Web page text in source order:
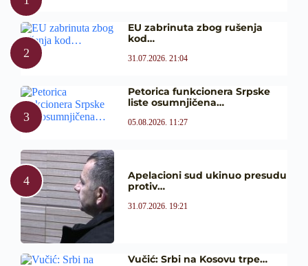
EU zabrinuta zbog rušenja
kod…
31.07.2026. 21:04
Petorica funkcionera Srpske
liste osumnjičena…
05.08.2026. 11:27
Apelacioni sud ukinuo presudu
protiv…
31.07.2026. 19:21
Vučić: Srbi na Kosovu trpe…